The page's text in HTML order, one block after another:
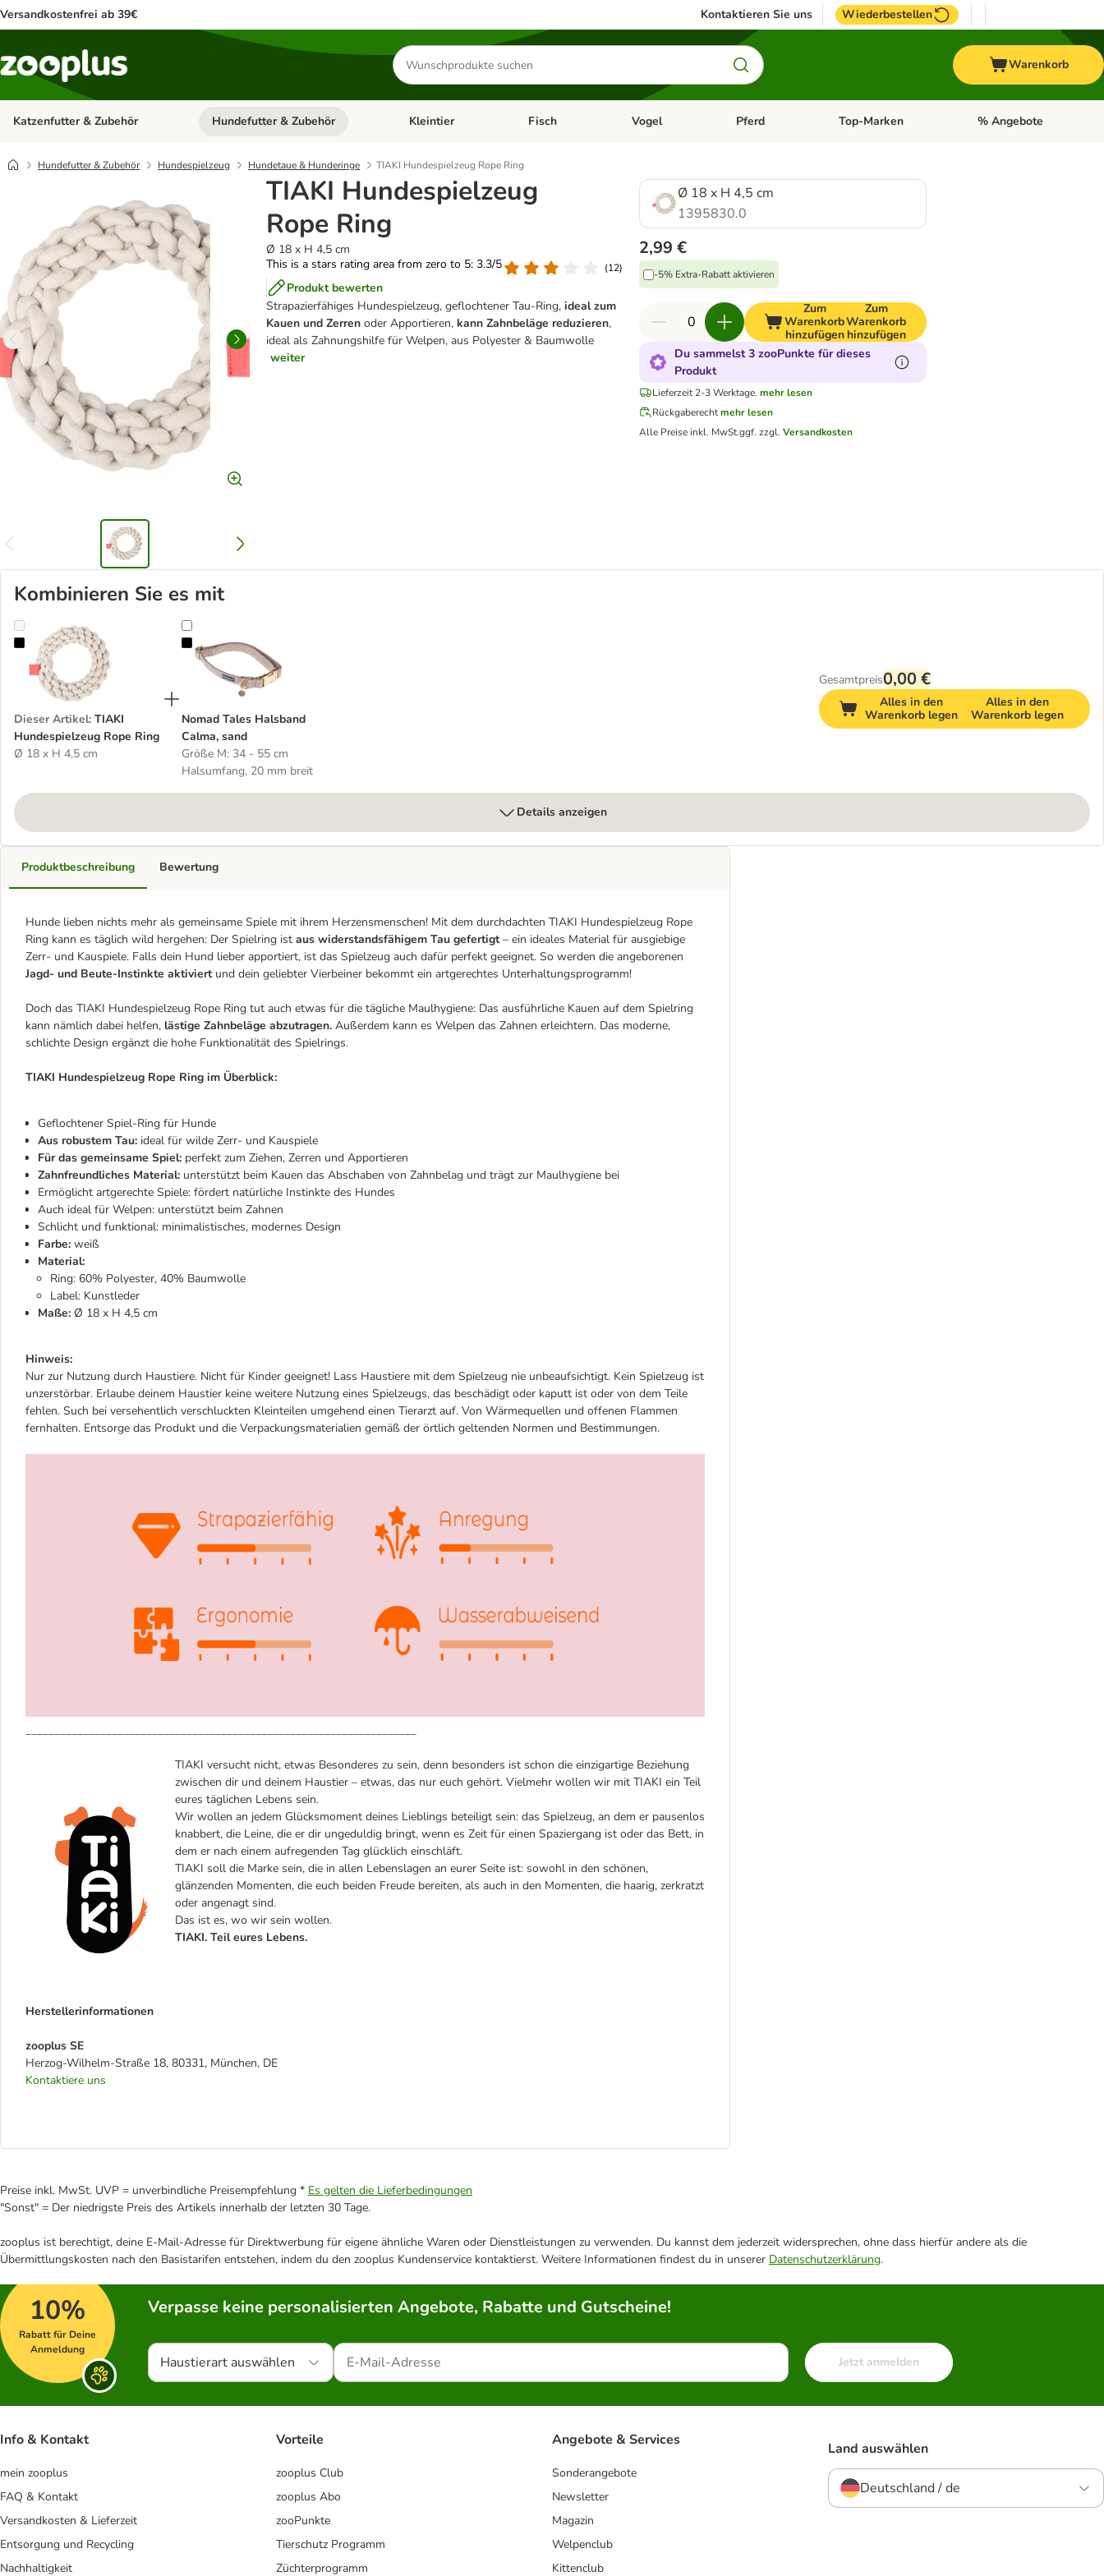
Versandkostenfrei ab 39€ Kontaktieren Sie uns Wiederbestellen
Produkte
suchen
Warenkorb
Katzenfutter & Zubehör Kategorie-Menü öffnen: Katzenfutter & Zubehör
Hundefutter & Zubehör Kategorie-Menü öffnen: Hundefutter & Zubehör
Kleintier Kategorie-Menü öffnen: Kleintier
Fisch Kategorie-Menü öffnen: Fisch
Vogel Kategorie-Menü öffnen: Vogel
Pferd Kategorie-Menü öffnen: Pferd
Top-Marken Kategorie-Menü öffnen:
% Angebote
Hundefutter & Zubehör Hundespielzeug Hundetaue & Hunderinge TIAKI Hundespielzeug Rope Ring
TIAKI Hundespielzeug
Rope Ring
Ø 18 x H 4,5 cm
This is a stars rating area from zero to 5: 3.3/5
(12)
Produkt bewerten
Strapazierfähiges Hundespielzeug, geflochtener Tau-Ring, ideal zum
Kauen und Zerren oder Apportieren, kann Zahnbeläge reduzieren,
ideal als Zahnungshilfe für Welpen, aus Polyester & Baumwolle
weiter
Ø 18 x H 4,5 cm
1395830.0
2,99 €
-5% Extra-Rabatt aktivieren
Zum
Warenkorb
hinzufügen
Zum
Warenkorb
hinzufügen
Du sammelst 3 zooPunkte für dieses
Produkt
Lieferzeit 2-3 Werktage. mehr lesen
Rückgaberechtmehr lesen
Alle Preise inkl. MwSt.ggf. zzgl. Versandkosten
Kombinieren Sie es mit
TIAKI Hundespielzeug Rope Ring
Dieser Artikel: TIAKI
Hundespielzeug Rope Ring
Ø 18 x H 4,5 cm
Nomad Tales Halsband Calma, sand
Nomad Tales Halsband
Calma, sand
Größe M: 34 - 55 cm
Halsumfang, 20 mm breit
Gesamtpreis0,00 €
Alles in den
Warenkorb legen
Alles in den
Warenkorb legen
Details anzeigen
Produktbeschreibung
Hunde lieben nichts mehr als gemeinsame Spiele mit ihrem Herzensmenschen! Mit dem durchdachten TIAKI Hundespielzeug Rope
Ring kann es täglich wild hergehen: Der Spielring ist aus widerstandsfähigem Tau gefertigt– ein ideales Material für ausgiebige
Zerr- und Kauspiele. Falls dein Hund lieber apportiert, ist das Spielzeug auch dafür perfekt geeignet. So werden die angeborenen
Jagd- und Beute-Instinkte aktiviert und dein geliebter Vierbeiner bekommt ein artgerechtes Unterhaltungsprogramm!
Doch das TIAKI Hundespielzeug Rope Ring tut auch etwas für die tägliche Maulhygiene: Das ausführliche Kauen auf dem Spielring
kann nämlich dabei helfen, lästige Zahnbeläge abzutragen. Außerdem kann es Welpen das Zahnen erleichtern. Das moderne,
schlichte Design ergänzt die hohe Funktionalität des Spielrings.
TIAKI Hundespielzeug Rope Ring im Überblick:
Geflochtener Spiel-Ring für Hunde
Aus robustem Tau: ideal für wilde Zerr- und Kauspiele
Für das gemeinsame Spiel: perfekt zum Ziehen, Zerren und Apportieren
Zahnfreundliches Material: unterstützt beim Kauen das Abschaben von Zahnbelag und trägt zur Maulhygiene bei
Ermöglicht artgerechte Spiele: fördert natürliche Instinkte des Hundes
Auch ideal für Welpen: unterstützt beim Zahnen
Schlicht und funktional: minimalistisches, modernes Design
Farbe: weiß
Material:
Ring: 60% Polyester, 40% Baumwolle
Label: Kunstleder
Maße: Ø 18 x H 4,5 cm
Hinweis:
Nur zur Nutzung durch Haustiere. Nicht für Kinder geeignet! Lass Haustiere mit dem Spielzeug nie unbeaufsichtigt. Kein Spielzeug ist
unzerstörbar. Erlaube deinem Haustier keine weitere Nutzung eines Spielzeugs, das beschädigt oder kaputt ist oder von dem Teile
fehlen. Such bei versehentlich verschluckten Kleinteilen umgehend einen Tierarzt auf. Von Wärmequellen und offenen Flammen
fernhalten. Entsorge das Produkt und die Verpackungsmaterialien gemäß der örtlich geltenden Normen und Bestimmungen.
____________________________________________________________________
TIAKI versucht nicht, etwas Besonderes zu sein, denn besonders ist schon die einzigartige Beziehung
zwischen dir und deinem Haustier – etwas, das nur euch gehört. Vielmehr wollen wir mit TIAKI ein Teil
eures täglichen Lebens sein.
Wir wollen an jedem Glücksmoment deines Lieblings beteiligt sein: das Spielzeug, an dem er pausenlos
knabbert, die Leine, die er dir ungeduldig bringt, wenn es Zeit für einen Spaziergang ist oder das Bett, in
dem er nach einem aufregenden Tag glücklich einschläft.
TIAKI soll die Marke sein, die in allen Lebenslagen an eurer Seite ist: sowohl in den schönen,
glänzenden Momenten, die euch beiden Freude bereiten, als auch in den Momenten, die haarig, zerkratzt
oder angenagt sind.
Das ist es, wo wir sein wollen.
TIAKI. Teil eures Lebens.
Herstellerinformationen
zooplus SE
Herzog-Wilhelm-Straße 18, 80331, München, DE
Kontaktiere uns
Bewertung
Preise inkl. MwSt. UVP = unverbindliche Preisempfehlung * Es gelten die Lieferbedingungen
"Sonst" = Der niedrigste Preis des Artikels innerhalb der letzten 30 Tage.
zooplus ist berechtigt, deine E-Mail-Adresse für Direktwerbung für eigene ähnliche Waren oder Dienstleistungen zu verwenden. Du kannst dem jederzeit widersprechen, ohne dass hierfür andere als die
Übermittlungskosten nach den Basistarifen entstehen, indem du den zooplus Kundenservice kontaktierst. Weitere Informationen findest du in unserer Datenschutzerklärung.
10%
Rabatt für Deine
Anmeldung
Verpasse keine personalisierten Angebote, Rabatte und Gutscheine!
Haustierart auswählen Jetzt anmelden
Info & Kontakt
mein zooplus
FAQ & Kontakt
Versandkosten & Lieferzeit
Entsorgung und Recycling
Nachhaltigkeit
Vorteile
zooplus Club
zooplus Abo
zooPunkte
Tierschutz Programm
Züchterprogramm
Angebote & Services
Sonderangebote
Newsletter
Magazin
Welpenclub
Kittenclub
Land auswählen
Deutschland / de